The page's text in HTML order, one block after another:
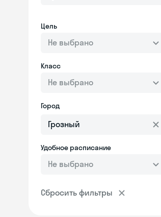
Цель
Не выбрано
Класс
Не выбрано
Город
Удобное расписание
Не выбрано
Сбросить фильтры